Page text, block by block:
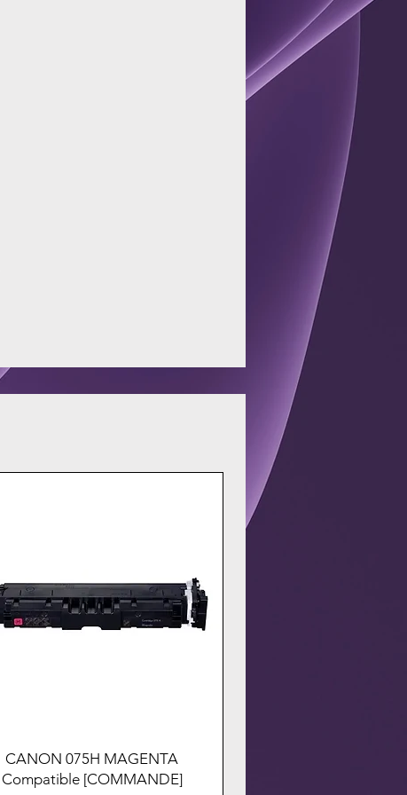
CANON 075H MAGENTA
Compatible [COMMANDE]